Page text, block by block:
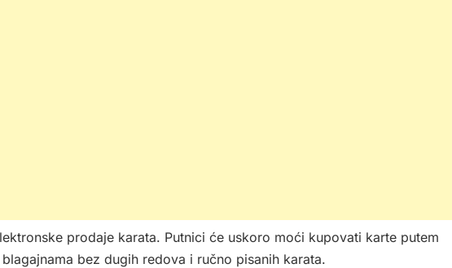
prodaje karata. Putnici će uskoro moći kupovati karte putem
bez dugih redova i ručno pisanih karata.